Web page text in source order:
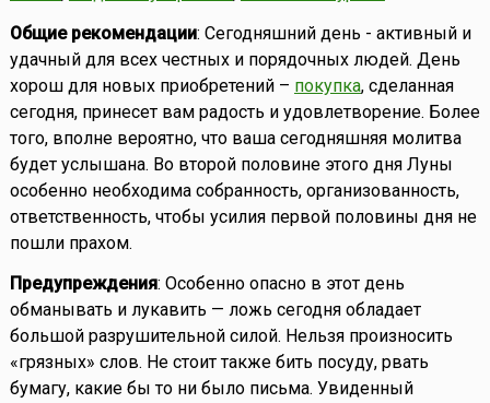
Общие рекомендации: Сегодняшний день - активный и
удачный для всех честных и порядочных людей. День
хорош для новых приобретений – покупка, сделанная
сегодня, принесет вам радость и удовлетворение. Более
того, вполне вероятно, что ваша сегодняшняя молитва
будет услышана. Во второй половине этого дня Луны
особенно необходима собранность, организованность,
ответственность, чтобы усилия первой половины дня не
пошли прахом.
Предупреждения: Особенно опасно в этот день
обманывать и лукавить — ложь сегодня обладает
большой разрушительной силой. Нельзя произносить
«грязных» слов. Не стоит также бить посуду, рвать
бумагу, какие бы то ни было письма. Увиденный